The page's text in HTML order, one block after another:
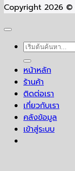
Copyright 2026 ©
ค้นหา:
หน้าหลัก
ร้านค้า
ติดต่อเรา
เกี่ยวกับเรา
คลังข้อมูล
เข้าสู่ระบบ